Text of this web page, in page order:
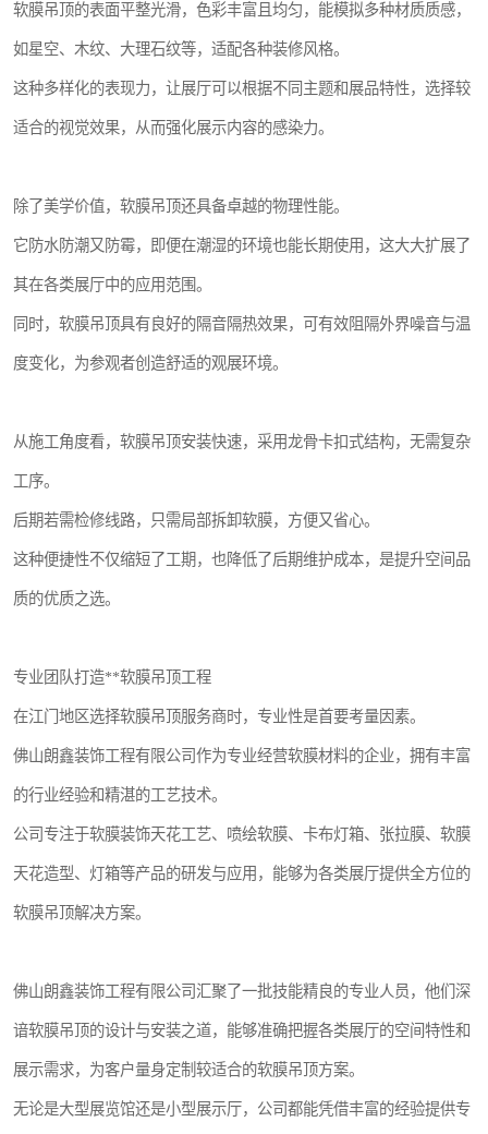
软膜吊顶的表面平整光滑，色彩丰富且均匀，能模拟多种材质质感，
如星空、木纹、大理石纹等，适配各种装修风格。
这种多样化的表现力，让展厅可以根据不同主题和展品特性，选择较
适合的视觉效果，从而强化展示内容的感染力。
除了美学价值，软膜吊顶还具备卓越的物理性能。
它防水防潮又防霉，即便在潮湿的环境也能长期使用，这大大扩展了
其在各类展厅中的应用范围。
同时，软膜吊顶具有良好的隔音隔热效果，可有效阻隔外界噪音与温
度变化，为参观者创造舒适的观展环境。
从施工角度看，软膜吊顶安装快速，采用龙骨卡扣式结构，无需复杂
工序。
后期若需检修线路，只需局部拆卸软膜，方便又省心。
这种便捷性不仅缩短了工期，也降低了后期维护成本，是提升空间品
质的优质之选。
专业团队打造**软膜吊顶工程
在江门地区选择软膜吊顶服务商时，专业性是首要考量因素。
佛山朗鑫装饰工程有限公司作为专业经营软膜材料的企业，拥有丰富
的行业经验和精湛的工艺技术。
公司专注于软膜装饰天花工艺、喷绘软膜、卡布灯箱、张拉膜、软膜
天花造型、灯箱等产品的研发与应用，能够为各类展厅提供全方位的
软膜吊顶解决方案。
佛山朗鑫装饰工程有限公司汇聚了一批技能精良的专业人员，他们深
谙软膜吊顶的设计与安装之道，能够准确把握各类展厅的空间特性和
展示需求，为客户量身定制较适合的软膜吊顶方案。
无论是大型展览馆还是小型展示厅，公司都能凭借丰富的经验提供专